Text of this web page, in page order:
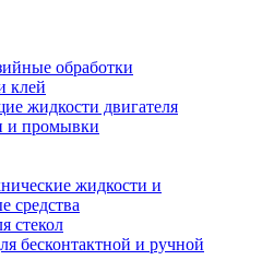
обработки
клей
жидкости двигателя
и промывки
жидкости и
средства
стекол
бесконтактной и ручной